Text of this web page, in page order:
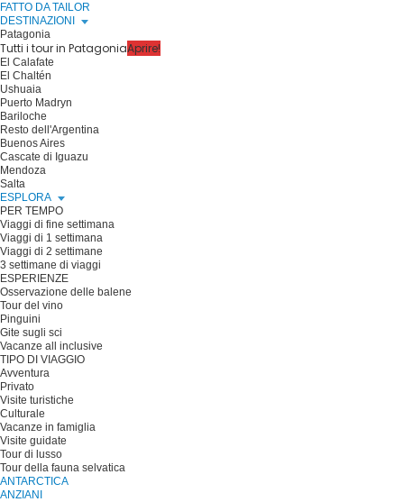
FATTO DA TAILOR
DESTINAZIONI
Patagonia
Tutti i tour in PatagoniaAprire!
El Calafate
El Chaltén
Ushuaia
Puerto Madryn
Bariloche
Resto dell'Argentina
Buenos Aires
Cascate di Iguazu
Mendoza
Salta
ESPLORA
PER TEMPO
Viaggi di fine settimana
Viaggi di 1 settimana
Viaggi di 2 settimane
3 settimane di viaggi
ESPERIENZE
Osservazione delle balene
Tour del vino
Pinguini
Gite sugli sci
Vacanze all inclusive
TIPO DI VIAGGIO
Avventura
Privato
Visite turistiche
Culturale
Vacanze in famiglia
Visite guidate
Tour di lusso
Tour della fauna selvatica
ANTARCTICA
ANZIANI